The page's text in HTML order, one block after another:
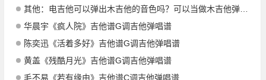
其他：电吉他可以弹出木吉他的音色吗？可以当做木吉他弹吗？
华晨宇《疯人院》吉他谱G调吉他弹唱谱
陈奕迅《活着多好》吉他谱G调吉他弹唱谱
黄盖《残酷月光》吉他谱G调吉他弹唱谱
毛不易《若有缘由》吉他谱C调吉他弹唱谱